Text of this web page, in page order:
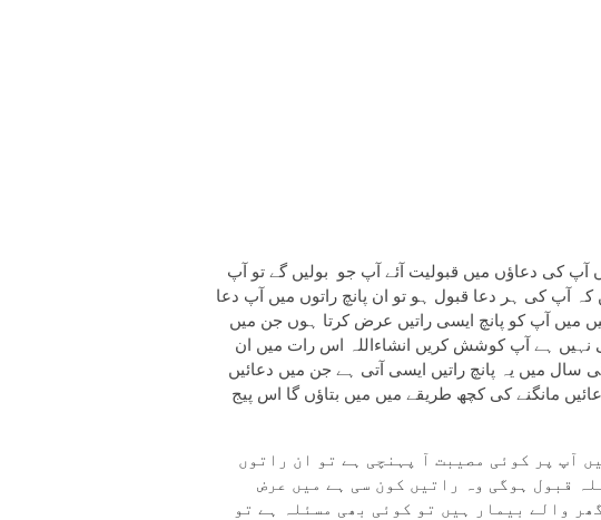
کی دعاؤں میں قبولیت آئے آپ جو بولیں گے تو آپ
آپ کی ہر دعا قبول ہو تو ان پانچ راتوں میں آپ دعا
میں آپ کو پانچ ایسی راتیں عرض کرتا ہوں جن میں
نہیں ہے آپ کوشش کریں انشاءاللہ اس رات میں ان
سال میں یہ پانچ راتیں ایسی آتی ہے جن میں دعائیں
مانگنے کی کچھ طریقے میں میں بتاؤں گا اس پیج
آپ پر کوئی مصیبت آ پہنچی ہے تو ان راتوں
قبول ہوگی وہ راتیں کون سی ہے میں عرض
والے بیمار ہیں تو کوئی بھی مسئلہ ہے تو